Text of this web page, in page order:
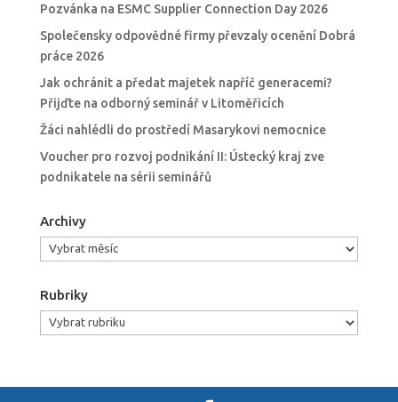
Pozvánka na ESMC Supplier Connection Day 2026
Společensky odpovědné firmy převzaly ocenění Dobrá
práce 2026
Jak ochránit a předat majetek napříč generacemi?
Přijďte na odborný seminář v Litoměřicích
Žáci nahlédli do prostředí Masarykovi nemocnice
Voucher pro rozvoj podnikání II: Ústecký kraj zve
podnikatele na sérii seminářů
Archivy
Archivy
Rubriky
Rubriky